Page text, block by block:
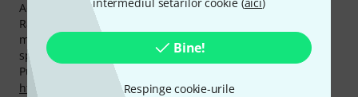
Bine!
Respinge cookie-urile
Acordăm deasemenea pentru produsele Global Truss,
Rambursarea Banilor în 30 de Zile, 3 ani garanţie cât şi
multe alte servicii cum ar fi asistenţa pe site asigurată de
specialişti calificaţi,etc.
Puteți găsi mai multe informații despre producător pe
http://www.globaltruss.de